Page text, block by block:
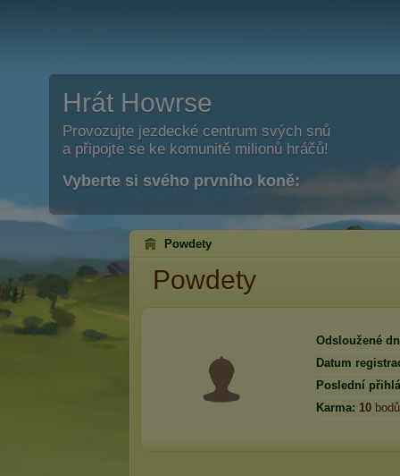
Hrát Howrse
Provozujte jezdecké centrum svých snů
a připojte se ke komunitě milionů hráčů!
Vyberte si svého prvního koně:
Powdety
Powdety
Odsloužené
Datum
Poslední
Karma: 10 bodů